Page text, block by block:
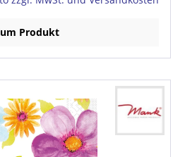
Produkt